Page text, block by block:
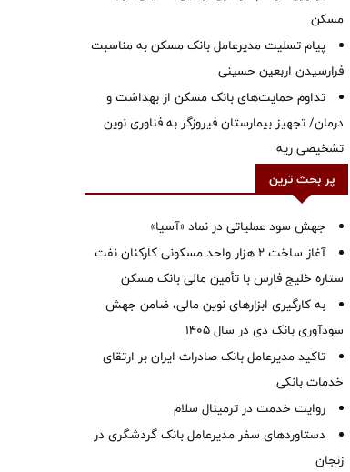
مسکن
پیام تسلیت مدیرعامل بانک مسکن به مناسبت
فرارسیدن اربعین حسینی
تداوم حمایت‌های بانک مسکن از بهداشت و
درمان/ تجهیز بیمارستان فیروزگر به فناوری نوین
تشخیصی ریه
پر بحث ترین
جهش سود عملیاتی در نماد «آسیا»
آغاز ساخت ۲ هزار واحد مسکونی کارکنان نفت
ستاره خلیج فارس با تأمین مالی بانک مسکن
به کارگیری ابزارهای نوین مالی، ضامن جهش
سودآوری بانک دی در سال 1405
تاکید مدیرعامل بانک صادرات ایران بر ارتقای
خدمات بانکی
روایت خدمت در ترمینال سلام
دستاوردهای سفر مدیرعامل بانک گردشگری در
زنجان